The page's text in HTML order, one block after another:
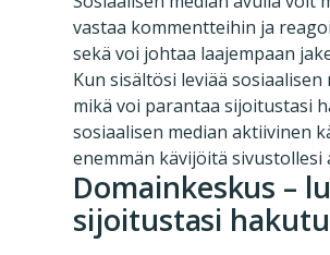
vastaa kommentteihin ja
sekä voi johtaa laajempaan
Kun sisältösi leviää
mikä voi parantaa sijoitustasi
sosiaalisen median aktiivinen
enemmän kävijöitä
Domainkeskus –
sijoitustasi